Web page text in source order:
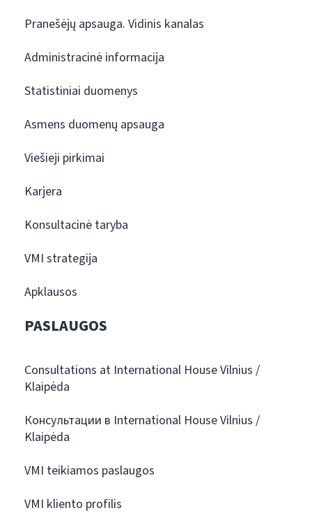
Pranešėjų apsauga. Vidinis kanalas
Administracinė informacija
Statistiniai duomenys
Asmens duomenų apsauga
Viešieji pirkimai
Karjera
Konsultacinė taryba
VMI strategija
Apklausos
PASLAUGOS
Consultations at International House Vilnius /
Klaipėda
Консультации в International House Vilnius /
Klaipėda
VMI teikiamos paslaugos
VMI kliento profilis